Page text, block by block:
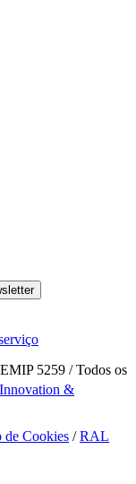
5259 / Todos os
&
de Cookies /RAL